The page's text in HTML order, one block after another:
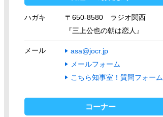
ハガキ
〒650-8580 ラジオ関西
『三上公也の朝は恋人』
メール
asa@jocr.jp
メールフォーム
こちら知事室！質問フォーム
コーナー